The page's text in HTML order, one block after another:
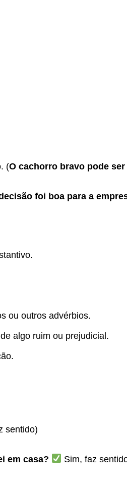
(O cachorro bravo pode
foi boa para a
ou outros advérbios.
algo ruim ou prejudicial.
sentido)
em casa? Sim, faz